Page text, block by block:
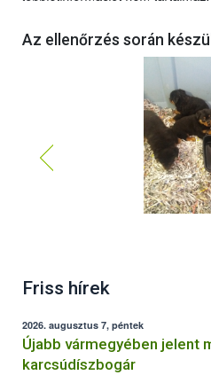
Az ellenőrzés során
Friss hírek
2026. augusztus 7, péntek
Újabb vármegyében jelent
karcsúdíszbogár